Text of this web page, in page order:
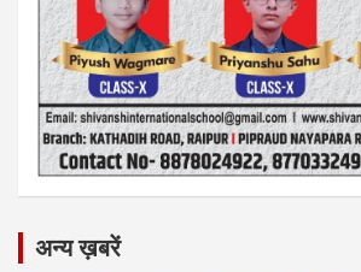
अन्य ख़बरें